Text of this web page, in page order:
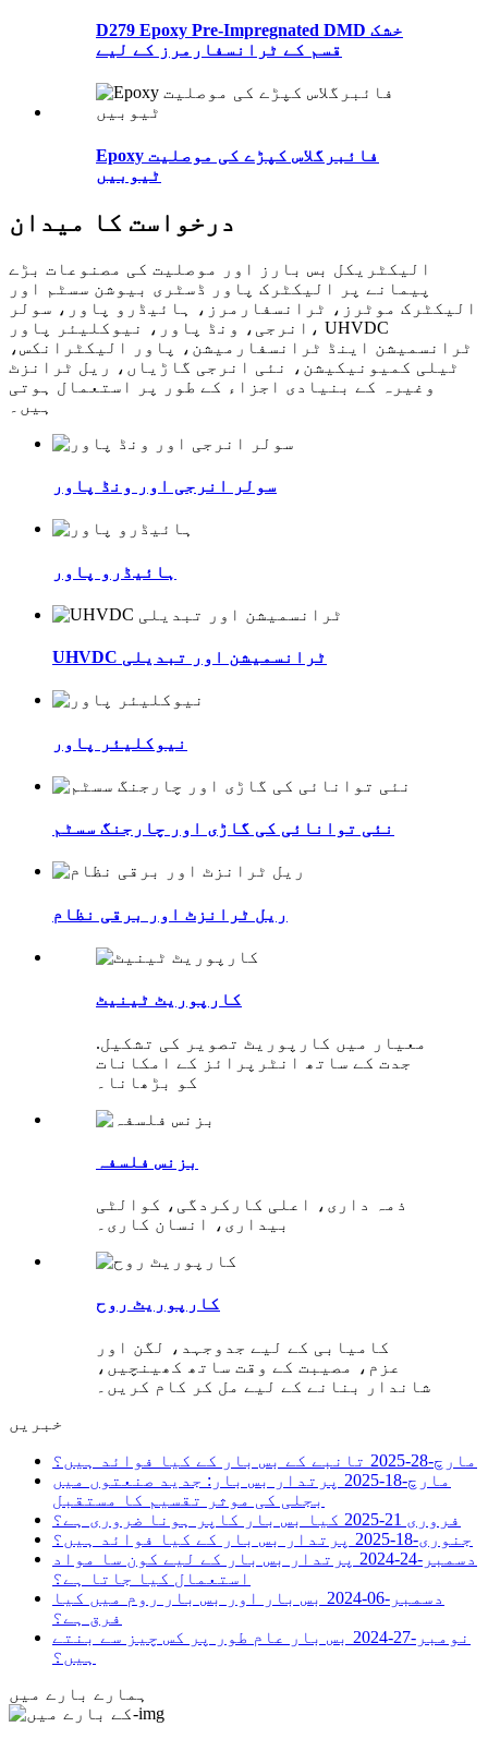
D279 Epoxy Pre-Impregnated DMD خشک
قسم کے ٹرانسفارمرز کے لیے
Epoxy فائبرگلاس کپڑے کی موصلیت
ٹیوبیں
درخواست کا میدان
الیکٹریکل بس بارز اور موصلیت کی مصنوعات بڑے
پیمانے پر الیکٹرک پاور ڈسٹری بیوشن سسٹم اور
الیکٹرک موٹرز، ٹرانسفارمرز، ہائیڈرو پاور، سولر
انرجی، ونڈ پاور، نیوکلیئر پاور، UHVDC
ٹرانسمیشن اینڈ ٹرانسفارمیشن، پاور الیکٹرانکس،
ٹیلی کمیونیکیشن، نئی انرجی گاڑیاں، ریل ٹرانزٹ
وغیرہ کے بنیادی اجزاء کے طور پر استعمال ہوتی
ہیں۔
سولر انرجی اور ونڈ پاور
ہائیڈرو پاور
UHVDC ٹرانسمیشن اور تبدیلی
نیوکلیئر پاور
نئی توانائی کی گاڑی اور چارجنگ سسٹم
ریل ٹرانزٹ اور برقی نظام
کارپوریٹ ٹینیٹ
معیار میں کارپوریٹ تصویر کی تشکیل.
جدت کے ساتھ انٹرپرائز کے امکانات
کو بڑھانا۔
بزنس فلسفہ
ذمہ داری، اعلی کارکردگی، کوالٹی
بیداری، انسان کاری۔
کارپوریٹ روح
کامیابی کے لیے جدوجہد، لگن اور
عزم، مصیبت کے وقت ساتھ کھینچیں،
شاندار بنانے کے لیے مل کر کام کریں۔
خبریں
مارچ-28-2025
تانبے کے بس بار کے کیا فوائد ہیں؟
مارچ-18-2025
پرتدار بس بار: جدید صنعتوں میں
بجلی کی موثر تقسیم کا مستقبل
فروری 21-2025
کیا بس بار کاپر ہونا ضروری ہے؟
جنوری-18-2025
پرتدار بس بار کے کیا فوائد ہیں؟
دسمبر-24-2024
پرتدار بس بار کے لیے کون سا مواد
استعمال کیا جاتا ہے؟
دسمبر-06-2024
بس بار اور بس بار روم میں کیا
فرق ہے؟
نومبر-27-2024
بس بار عام طور پر کس چیز سے بنتے
ہیں؟
ہمارے بارے میں